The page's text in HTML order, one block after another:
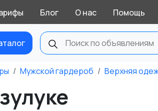
Блог О нас Помощь
Мужской гардероб Верхняя